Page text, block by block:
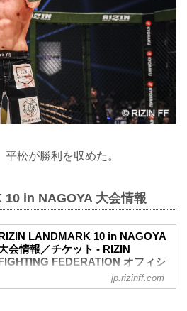
松が勝利を収めた。
in NAGOYA 大会情報
RIZIN LANDMARK 10 in NAGOYA
会情報／チケット - RIZIN
FEDERATION オフィシ
jp.rizinff.com